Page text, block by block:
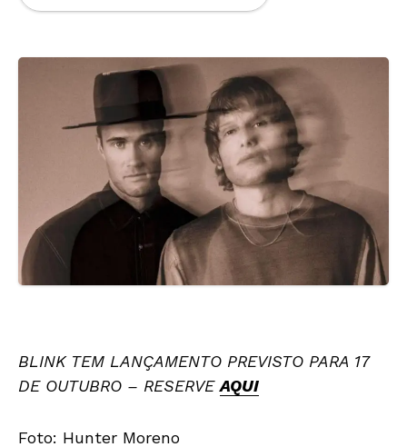
BLINK TEM LANÇAMENTO PREVISTO PARA 17
DE OUTUBRO – RESERVEAQUI
Foto: Hunter Moreno